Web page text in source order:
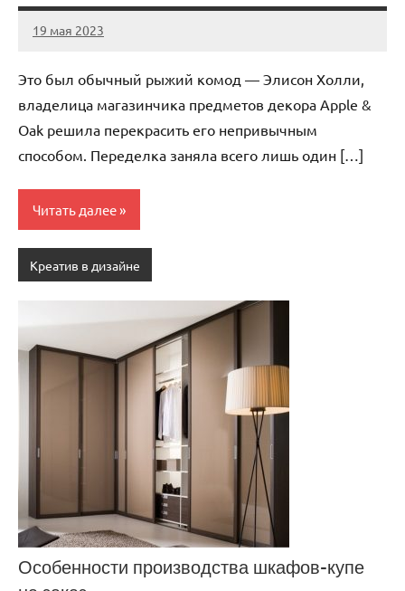
19 мая 2023
ntru_ru
Нет
Это был обычный рыжий комод — Элисон Холли,
владелица магазинчика предметов декора Apple &
Oak решила перекрасить его непривычным
способом. Переделка заняла всего лишь один […]
Читать далее
Креатив в дизайне
Особенности производства шкафов-купе